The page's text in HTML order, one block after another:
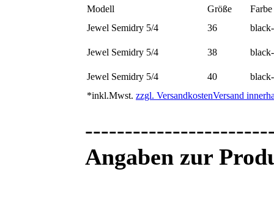
Modell Größe
Farbe
Jewel Semidry 5/4
36
Jewel Semidry 5/4 38
Jewel Semidry 5/4 40
*inkl.Mwst. zzgl. VersandkostenVersand
Angaben zur